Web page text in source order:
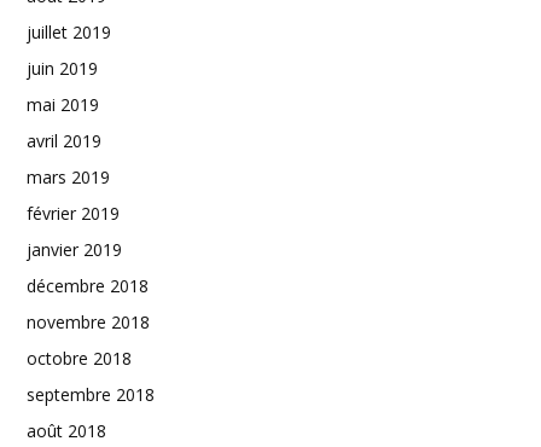
juillet 2019
juin 2019
mai 2019
avril 2019
mars 2019
février 2019
janvier 2019
décembre 2018
novembre 2018
octobre 2018
septembre 2018
août 2018